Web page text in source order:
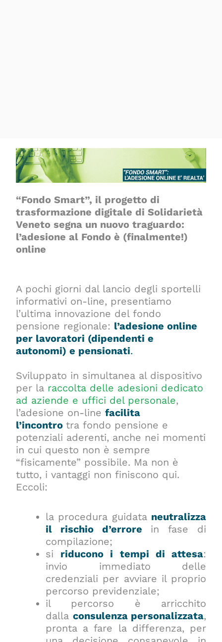
“Fondo Smart”, il progetto di
trasformazione digitale di Solidarietà
Veneto segna un nuovo traguardo:
l’adesione al Fondo è (finalmente!)
online
A pochi giorni dal lancio degli sportelli
informativi on-line, presentiamo
l’ultima innovazione del fondo
pensione regionale: l’adesione online
per lavoratori (dipendenti e
autonomi) e pensionati.
Sviluppato in simultanea al dispositivo
per la raccolta delle adesioni dedicato
ad aziende e uffici del personale,
l’adesione on-linefacilita
l’incontrotra fondo pensione e
potenziali aderenti, anche nei momenti
in cui questo non è sempre
“fisicamente” possibile. Ma non è
tutto, i vantaggi non finiscono qui.
Eccoli:
la procedura guidata neutralizza
il rischio d’errore in fase di
compilazione;
si riducono i tempi di attesa:
invio immediato delle
credenziali per avviare il proprio
percorso previdenziale;
il percorso è arricchito
dalla consulenza personalizzata,
pronta a fare la differenza, per